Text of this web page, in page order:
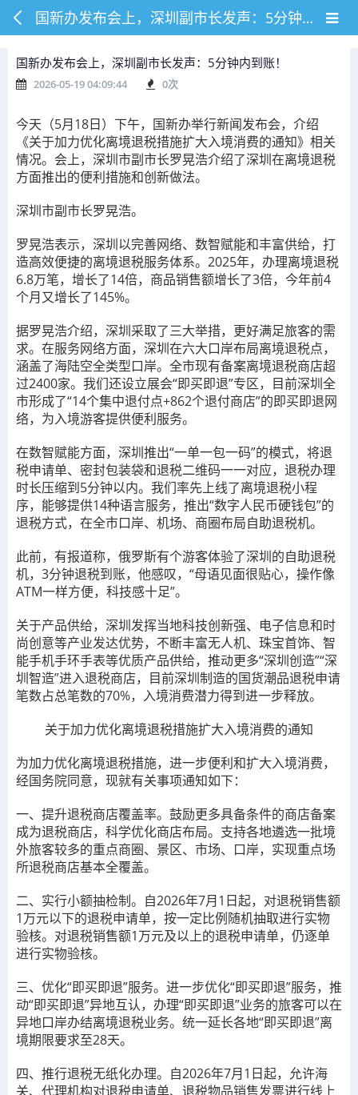
国新办发布会上，深圳副市长发声：5分钟内到账！
国新办发布会上，深圳副市长发声：5分钟内到账！
2026-05-19 04:09:44 0次
今天（5月18日）下午，国新办举行新闻发布会，介绍
《关于加力优化离境退税措施扩大入境消费的通知》相关
情况。会上，深圳市副市长罗晃浩介绍了深圳在离境退税
方面推出的便利措施和创新做法。
深圳市副市长罗晃浩。
罗晃浩表示，深圳以完善网络、数智赋能和丰富供给，打
造高效便捷的离境退税服务体系。2025年，办理离境退税
6.8万笔，增长了14倍，商品销售额增长了3倍，今年前4
个月又增长了145%。
据罗晃浩介绍，深圳采取了三大举措，更好满足旅客的需
求。在服务网络方面， 深圳在六大口岸布局离境退税点，
涵盖了海陆空全类型口岸。全市现有备案离境退税商店超
过2400家。我们还设立展会“即买即退”专区，目前深圳全
市形成了“14个集中退付点+862个退付商店”的即买即退网
络，为入境游客提供便利服务。
在数智赋能方面，深圳推出“一单一包一码”的模式，将退
税申请单、密封包装袋和退税二维码一一对应， 退税办理
时长压缩到5分钟以内。 我们率先上线了离境退税小程
序，能够提供14种语言服务，推出“数字人民币硬钱包”的
退税方式，在全市口岸、机场、商圈布局自助退税机。
此前，有报道称，俄罗斯有个游客体验了深圳的自助退税
机，3分钟退税到账，他感叹，“母语见面很贴心，操作像
ATM一样方便，科技感十足”。
关于产品供给，深圳发挥当地科技创新强、电子信息和时
尚创意等产业发达优势，不断丰富无人机、珠宝首饰、智
能手机手环手表等优质产品供给，推动更多“深圳创造”“深
圳智造”进入退税商店，目前深圳制造的国货潮品退税申请
笔数占总笔数的70%，入境消费潜力得到进一步释放。
关于加力优化离境退税措施扩大入境消费的通知
为加力优化离境退税措施，进一步便利和扩大入境消费，
经国务院同意，现就有关事项通知如下：
一、提升退税商店覆盖率。 鼓励更多具备条件的商店备案
成为退税商店，科学优化商店布局。支持各地遴选一批境
外旅客较多的重点商圈、景区、市场、口岸，实现重点场
所退税商店基本全覆盖。
二、实行小额抽检制。 自2026年7月1日起，对退税销售额
1万元以下的退税申请单，按一定比例随机抽取进行实物
验核。 对退税销售额1万元及以上的退税申请单，仍逐单
进行实物验核。
三、优化“即买即退”服务。 进一步优化“即买即退”服务，推
动“即买即退”异地互认，办理“即买即退”业务的旅客可以在
异地口岸办结离境退税业务。统一延长各地“即买即退”离
境期限要求至28天。
四、推行退税无纸化办理。 自2026年7月1日起，允许海
关、代理机构对退税申请单、退税物品销售发票进行线上